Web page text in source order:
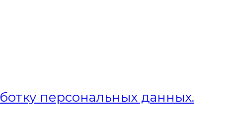
персональных данных.